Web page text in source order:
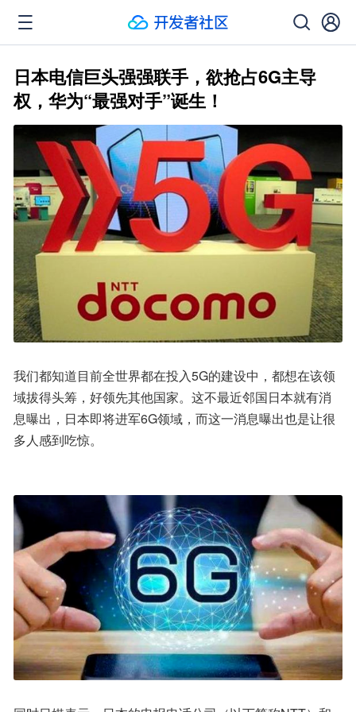
日本电信巨头强强联手，欲抢占6G主导
权，华为“最强对手”诞生！
我们都知道目前全世界都在投入5G的建设中，都想在该领
域拔得头筹，好领先其他国家。这不最近邻国日本就有消
息曝出，日本即将进军6G领域，而这一消息曝出也是让很
多人感到吃惊。